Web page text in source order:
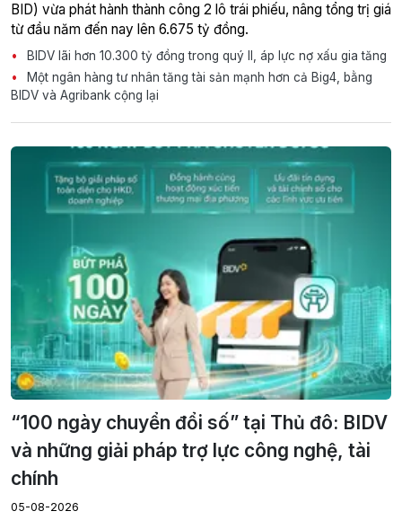
BID) vừa phát hành thành công 2 lô trái phiếu, nâng tổng trị giá
từ đầu năm đến nay lên 6.675 tỷ đồng.
BIDV lãi hơn 10.300 tỷ đồng trong quý II, áp lực nợ xấu gia tăng
Một ngân hàng tư nhân tăng tài sản mạnh hơn cả Big4, bằng
BIDV và Agribank cộng lại
“100 ngày chuyển đổi số” tại Thủ đô: BIDV
và những giải pháp trợ lực công nghệ, tài
chính
05-08-2026